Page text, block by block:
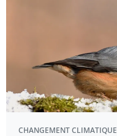
CHANGEMENT CLIMATIQUE